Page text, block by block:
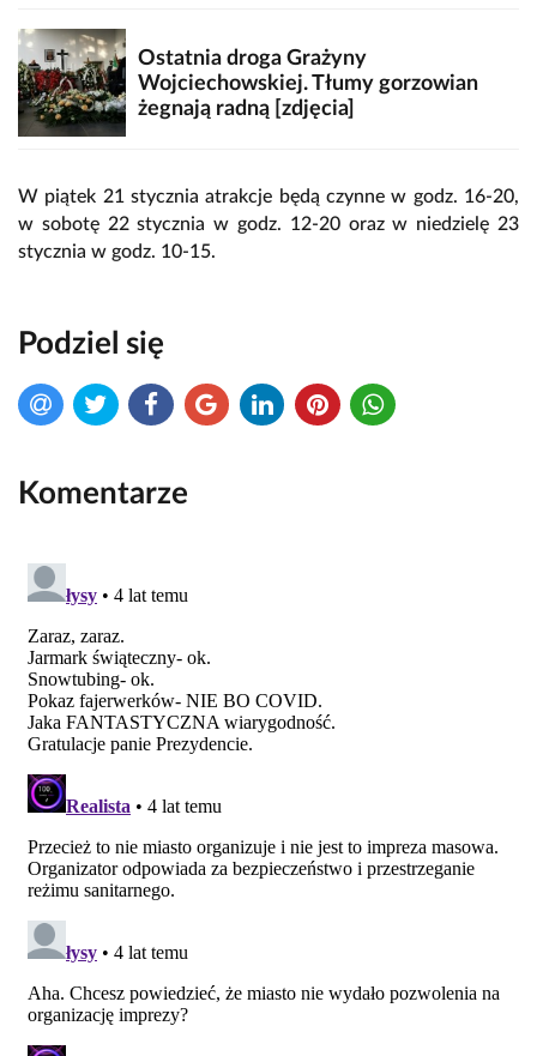
Ostatnia droga Grażyny
Wojciechowskiej. Tłumy gorzowian
żegnają radną [zdjęcia]
W piątek 21 stycznia atrakcje będą czynne w godz. 16-20,
w sobotę 22 stycznia w godz. 12-20 oraz w niedzielę 23
stycznia w godz. 10-15.
Podziel się
Komentarze